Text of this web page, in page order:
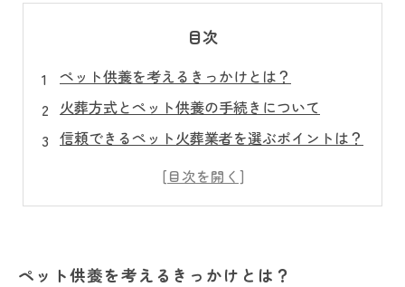
目次
ペット供養を考えるきっかけとは？
火葬方式とペット供養の手続きについて
信頼できるペット火葬業者を選ぶポイントは？
ペット供養の費用と相場について知ろう
ペット供養を考えるきっかけとは？